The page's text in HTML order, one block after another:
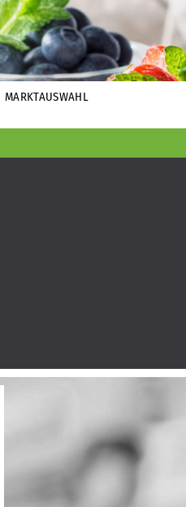
MARKTAUSWAHL